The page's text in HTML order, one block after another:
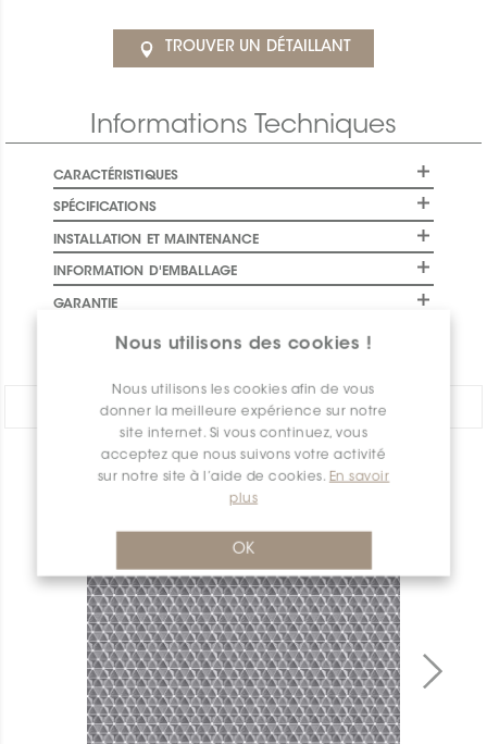
Nous utilisons des cookies !
Nous utilisons les cookies afin de vous
donner la meilleure expérience sur notre
site internet. Si vous continuez, vous
acceptez que nous suivons votre activité
sur notre site à l’aide de cookies. En savoir
plus
OK
TROUVER UN DÉTAILLANT
Informations Techniques
CARACTÉRISTIQUES
SPÉCIFICATIONS
INSTALLATION ET MAINTENANCE
INFORMATION D'EMBALLAGE
GARANTIE
DOCUMENTS
PARTAGER:
APERÇU DES PRODUITS